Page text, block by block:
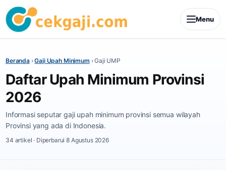
Menu
Beranda›Gaji Upah Minimum ›Gaji UMP
Daftar Upah Minimum Provinsi
2026
Informasi seputar gaji upah minimum provinsi semua wilayah
Provinsi yang ada di Indonesia.
34 artikel · Diperbarui 8 Agustus 2026